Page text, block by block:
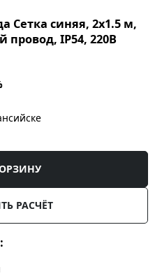
Сетка синяя, 2x1.5 м,
IP54, 220В
РАСЧЁТ